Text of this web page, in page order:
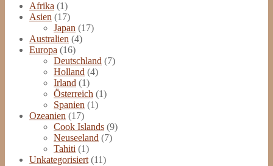
Afrika (1)
Asien (17)
Japan (17)
Australien (4)
Europa (16)
Deutschland (7)
Holland (4)
Irland (1)
Österreich (1)
Spanien (1)
Ozeanien (17)
Cook Islands (9)
Neuseeland (7)
Tahiti (1)
Unkategorisiert (11)